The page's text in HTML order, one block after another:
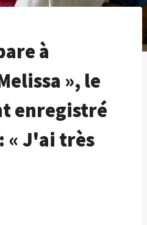
à
», le
enregistré
« J'ai très